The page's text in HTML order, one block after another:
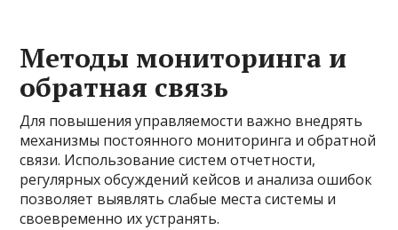
Методы мониторинга и
обратная связь
Для повышения управляемости важно внедрять
механизмы постоянного мониторинга и обратной
связи. Использование систем отчетности,
регулярных обсуждений кейсов и анализа ошибок
позволяет выявлять слабые места системы и
своевременно их устранять.